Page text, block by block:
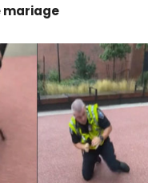
mariage